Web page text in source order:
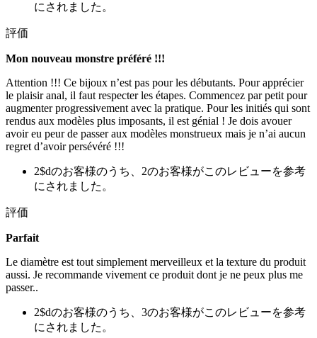
にされました。
評価
Mon nouveau monstre préféré !!!
Attention !!! Ce bijoux n’est pas pour les débutants. Pour apprécier
le plaisir anal, il faut respecter les étapes. Commencez par petit pour
augmenter progressivement avec la pratique. Pour les initiés qui sont
rendus aux modèles plus imposants, il est génial ! Je dois avouer
avoir eu peur de passer aux modèles monstrueux mais je n’ai aucun
regret d’avoir persévéré !!!
2$dのお客様のうち、2のお客様がこのレビューを参考
にされました。
評価
Parfait
Le diamètre est tout simplement merveilleux et la texture du produit
aussi. Je recommande vivement ce produit dont je ne peux plus me
passer..
2$dのお客様のうち、3のお客様がこのレビューを参考
にされました。